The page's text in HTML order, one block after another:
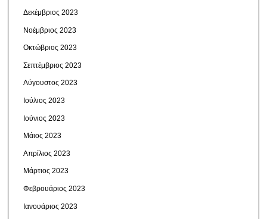
Δεκέμβριος 2023
Νοέμβριος 2023
Οκτώβριος 2023
Σεπτέμβριος 2023
Αύγουστος 2023
Ιούλιος 2023
Ιούνιος 2023
Μάιος 2023
Απρίλιος 2023
Μάρτιος 2023
Φεβρουάριος 2023
Ιανουάριος 2023